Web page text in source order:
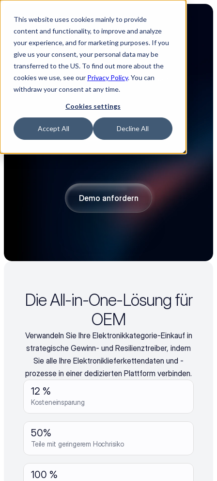
This website uses cookies mainly to provide
content and functionality, to improve and analyze
your experience, and for marketing purposes. If you
give us your consent, your personal data may be
transferred to the US. To find out more about the
cookies we use, see our Privacy Policy. You can
withdraw your consent at any time.
Cookies settings
Accept All Decline All
Die Nummer 1 Software für Elektronik-Einkauf
Luminovo für die
Industrieautomatisier
ung
Entdecken Sie kostensparende Möglichkeiten und
Demo anfordern
Demo anfordern
Die All-in-One-Lösung für
OEM
Verwandeln Sie Ihre Elektronikkategorie-Einkauf in
strategische Gewinn- und Resilienztreiber, indem
Sie alle Ihre Elektroniklieferkettendaten und -
prozesse in einer dedizierten Plattform verbinden.
12 %
Kosteneinsparung
50%
Teile mit geringerem Hochrisiko
100 %